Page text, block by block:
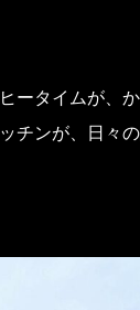
タイムが、
ンが、日々の